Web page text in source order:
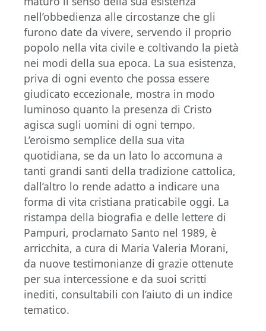
nell’obbedienza alle circostanze che gli
furono date da vivere, servendo il proprio
popolo nella vita civile e coltivando la pietà
nei modi della sua epoca. La sua esistenza,
priva di ogni evento che possa essere
giudicato eccezionale, mostra in modo
luminoso quanto la presenza di Cristo
agisca sugli uomini di ogni tempo.
L’eroismo semplice della sua vita
quotidiana, se da un lato lo accomuna a
tanti grandi santi della tradizione cattolica,
dall’altro lo rende adatto a indicare una
forma di vita cristiana praticabile oggi. La
ristampa della biografia e delle lettere di
Pampuri, proclamato Santo nel 1989, è
arricchita, a cura di Maria Valeria Morani,
da nuove testimonianze di grazie ottenute
per sua intercessione e da suoi scritti
inediti, consultabili con l’aiuto di un indice
tematico.